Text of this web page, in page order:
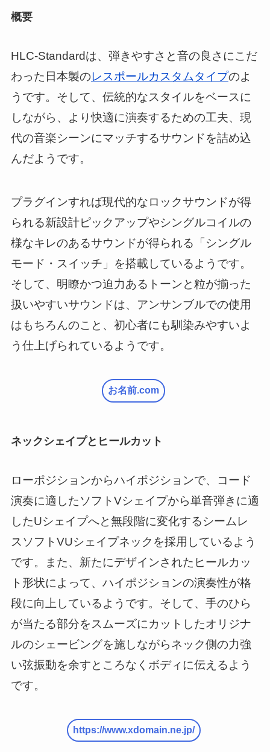
概要
HLC-Standardは、弾きやすさと音の良さにこだ
わった日本製のレスポールカスタムタイプのよ
うです。そして、伝統的なスタイルをベースに
しながら、より快適に演奏するための工夫、現
代の音楽シーンにマッチするサウンドを詰め込
んだようです。
プラグインすれば現代的なロックサウンドが得
られる新設計ピックアップやシングルコイルの
様なキレのあるサウンドが得られる「シングル
モード・スイッチ」を搭載しているようです。
そして、明瞭かつ迫力あるトーンと粒が揃った
扱いやすいサウンドは、アンサンブルでの使用
はもちろんのこと、初心者にも馴染みやすいよ
う仕上げられているようです。
お名前.com
ネックシェイプとヒールカット
ローポジションからハイポジションで、コード
演奏に適したソフトVシェイプから単音弾きに適
したUシェイプへと無段階に変化するシームレ
スソフトVUシェイプネックを採用しているよう
です。また、新たにデザインされたヒールカッ
ト形状によって、ハイポジションの演奏性が格
段に向上しているようです。そして、手のひら
が当たる部分をスムーズにカットしたオリジナ
ルのシェービングを施しながらネック側の力強
い弦振動を余すところなくボディに伝えるよう
です。
https://www.xdomain.ne.jp/